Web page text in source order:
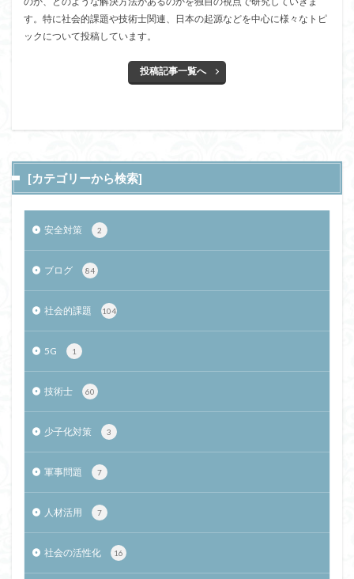
す。特に社会的課題や技術士関連、日本の起源などを中心に様々なトピ
ックについて投稿しています。
投稿記事一覧へ
[カテゴリーから検索]
安全対策 2
ブログ 84
社会的課題 104
5G 1
技術士 60
少子化対策 3
軍事問題 7
人材活用 7
社会の活性化 16